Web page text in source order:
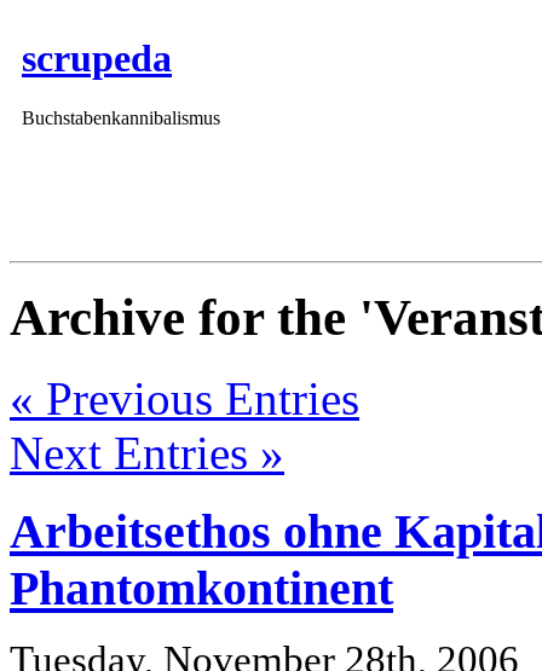
scrupeda
Buchstabenkannibalismus
Archive for the
« Previous Entries
Next Entries »
Arbeitsethos ohne
Phantomkontinent
Tuesday, November 28th, 2006